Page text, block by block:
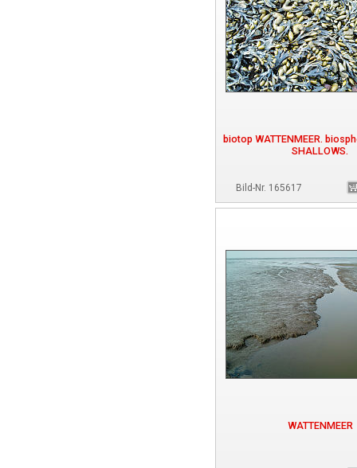
biotop WATTENMEER.
SHALLOWS.
Bild-Nr. 165617
WATTENMEER